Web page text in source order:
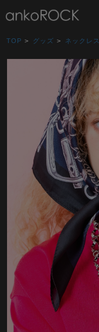
TOP > グッズ > ネックレス